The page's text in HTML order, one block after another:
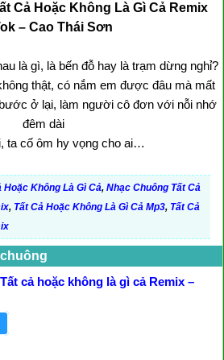
Cả Hoặc Không Là Gì Cả Remix
– Cao Thái Sơn
là gì, là bến đỗ hay là trạm dừng nghỉ?
thật, có nắm em được đâu mà mất
ở lại, làm người cô đơn với nỗi nhớ
đêm dài
ta cố ôm hy vọng cho ai…
Hoặc Không Là Gì Cả, Nhạc Chuông Tất Cả
, Tất Cả Hoặc Không Là Gì Cả Mp3, Tất Cả
cả hoặc không là gì cả Remix –